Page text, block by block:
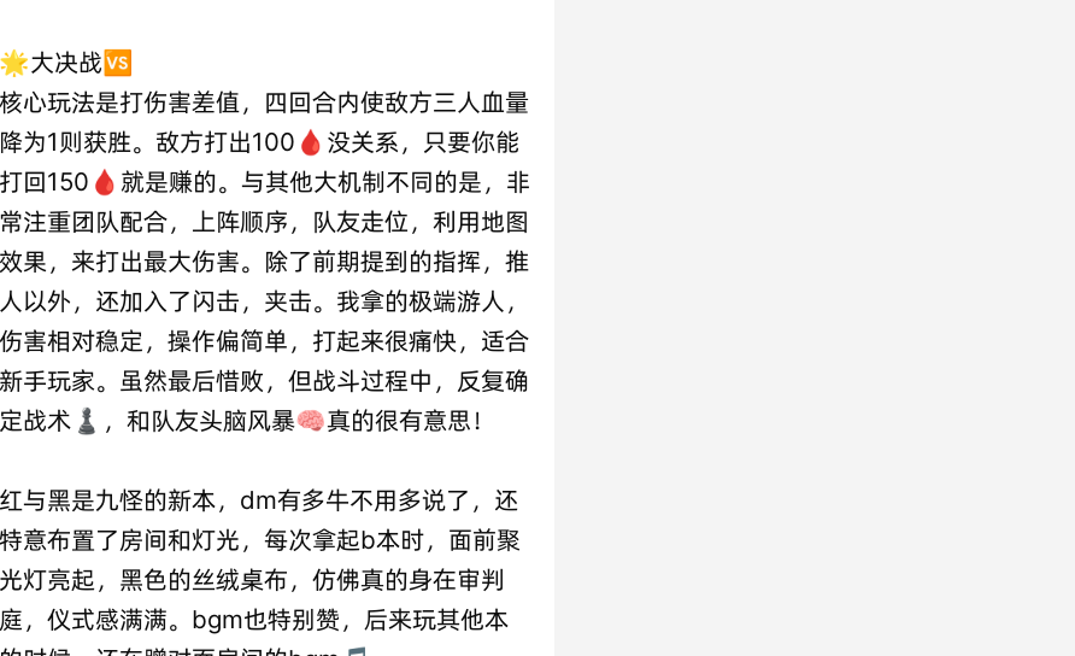
🌟大决战🆚
核心玩法是打伤害差值，四回合内使敌方三人血量
降为1则获胜。敌方打出100🩸没关系，只要你能
打回150🩸就是赚的。与其他大机制不同的是，非
常注重团队配合，上阵顺序，队友走位，利用地图
效果，来打出最大伤害。除了前期提到的指挥，推
人以外，还加入了闪击，夹击。我拿的极端游人，
伤害相对稳定，操作偏简单，打起来很痛快，适合
新手玩家。虽然最后惜败，但战斗过程中，反复确
定战术♟，和队友头脑风暴🧠真的很有意思！
红与黑是九怪的新本，dm有多牛不用多说了，还
特意布置了房间和灯光，每次拿起b本时，面前聚
光灯亮起，黑色的丝绒桌布，仿佛真的身在审判
庭，仪式感满满。bgm也特别赞，后来玩其他本